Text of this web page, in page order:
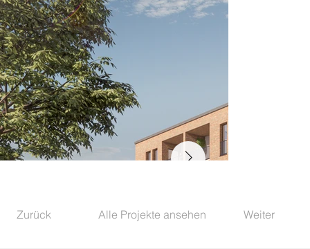
Zurück Alle Projekte ansehen Weiter